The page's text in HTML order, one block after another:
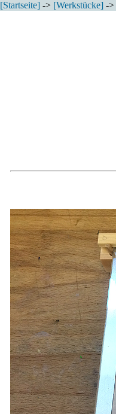
[Startseite] -> [Werkstücke] -